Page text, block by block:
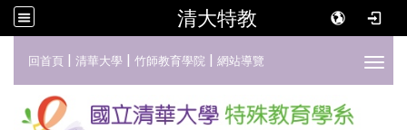
清大特教
回首頁 | 清華大學 | 竹師教育學院 | 網站導覽